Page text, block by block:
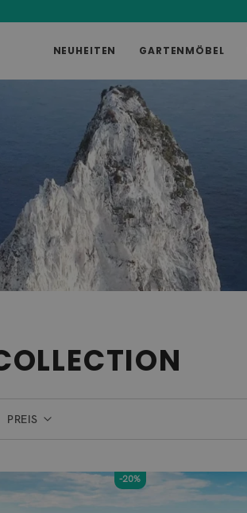
NEUHEITEN GARTENMÖBEL
PREIS
-20%